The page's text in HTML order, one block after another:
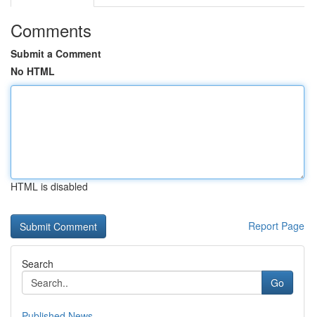
Comments
Submit a Comment
No HTML
HTML is disabled
Report Page
Search
Go